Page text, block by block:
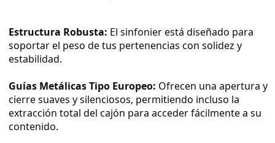
Estructura Robusta: El sinfonier está diseñado para
soportar el peso de tus pertenencias con solidez y
estabilidad.
Guías Metálicas Tipo Europeo: Ofrecen una apertura y
cierre suaves y silenciosos, permitiendo incluso la
extracción total del cajón para acceder fácilmente a su
contenido.